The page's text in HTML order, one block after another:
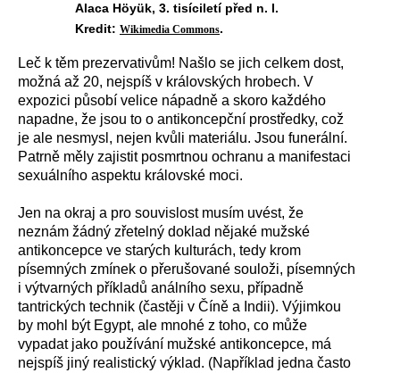
Alaca Höyük, 3. tisíciletí před n. l.
Kredit: Wikimedia Commons.
Leč k těm prezervativům! Našlo se jich celkem dost,
možná až 20, nejspíš v královských hrobech. V
expozici působí velice nápadně a skoro každého
napadne, že jsou to o antikoncepční prostředky, což
je ale nesmysl, nejen kvůli materiálu. Jsou funerální.
Patrně měly zajistit posmrtnou ochranu a manifestaci
sexuálního aspektu královské moci.
Jen na okraj a pro souvislost musím uvést, že
neznám žádný zřetelný doklad nějaké mužské
antikoncepce ve starých kulturách, tedy krom
písemných zmínek o přerušované souloži, písemných
i výtvarných příkladů análního sexu, případně
tantrických technik (častěji v Číně a Indii). Výjimkou
by mohl být Egypt, ale mnohé z toho, co může
vypadat jako používání mužské antikoncepce, má
nejspíš jiný realistický výklad. (Například jedna často